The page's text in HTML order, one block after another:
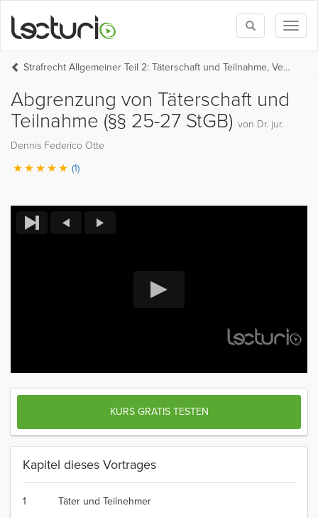
Toggle
search
Strafrecht Allgemeiner Teil 2: Täterschaft und Teilnahme, Versuch und Rücktritt, Irrtumslehre und Konkurrenzen
Abgrenzung von Täterschaft und
Teilnahme (§§ 25-27 StGB) von Dr. jur.
Dennis Federico Otte
(1)
KURS GRATIS TESTEN
Kapitel dieses Vortrages
1 Täter und Teilnehmer